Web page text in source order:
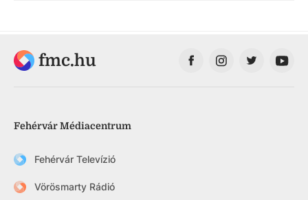
fmc.hu
Fehérvár Médiacentrum
Fehérvár Televízió
Vörösmarty Rádió